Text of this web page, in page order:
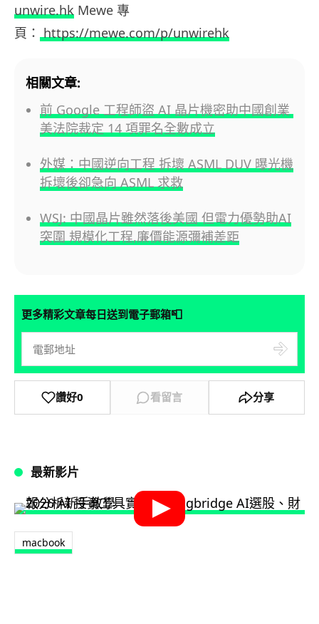
unwire.hk Mewe 專
頁： https://mewe.com/p/unwirehk
相關文章:
前 Google 工程師盜 AI 晶片機密助中國創業
美法院裁定 14 項罪名全數成立
外媒：中國逆向工程 拆壞 ASML DUV 曝光機
拆壞後卻急向 ASML 求救
WSJ: 中國晶片雖然落後美國 但電力優勢助AI
突圍 規模化工程,廉價能源彌補差距
更多精彩文章每日送到電子郵箱📮
讚好0 看留言 分享
最新影片
macbook